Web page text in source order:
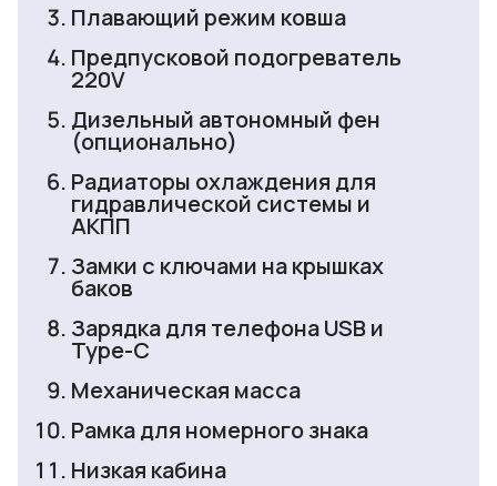
Плавающий режим ковша
Предпусковой подогреватель
220V
Дизельный автономный фен
(опционально)
Радиаторы охлаждения для
гидравлической системы и
АКПП
Замки с ключами на крышках
баков
Зарядка для телефона USB и
Type-C
Механическая масса
Рамка для номерного знака
Низкая кабина